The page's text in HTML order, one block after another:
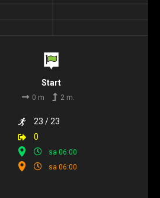
Start
0 m 2 m.
23 / 23
0
sa 06:00
sa 06:00